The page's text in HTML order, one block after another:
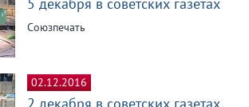
Союзпечать
02.12.2016